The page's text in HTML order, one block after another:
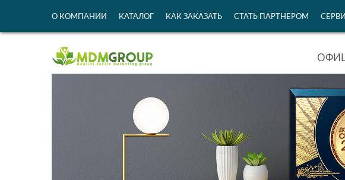
О КОМПАНИИ КАТАЛОГ КАК ЗАКАЗАТЬ СТАТЬ ПАРТНЕРОМ